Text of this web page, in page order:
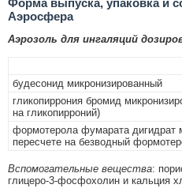
Форма выпуска, упаковка и
Аэросфера
Аэрозоль для ингаляций
будесонид микронизированный
гликопиррония бромид
на гликопирроний)
формотерола фумарата дигидрат
пересчете на безводный
Вспомогательные вещества:
глицеро-3-фосфохолин и кальция